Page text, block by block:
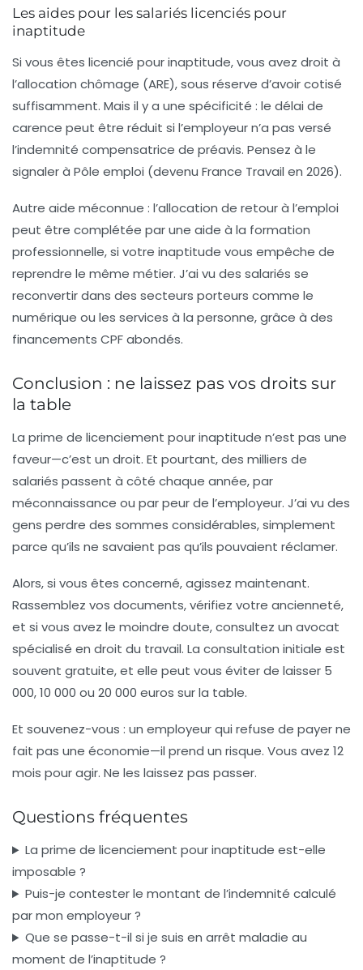
Les aides pour les salariés licenciés pour
inaptitude
Si vous êtes licencié pour inaptitude, vous avez droit à
l’allocation chômage (ARE), sous réserve d’avoir cotisé
suffisamment. Mais il y a une spécificité : le délai de
carence peut être réduit si l’employeur n’a pas versé
l’indemnité compensatrice de préavis. Pensez à le
signaler à Pôle emploi (devenu France Travail en 2026).
Autre aide méconnue : l’allocation de retour à l’emploi
peut être complétée par une aide à la formation
professionnelle, si votre inaptitude vous empêche de
reprendre le même métier. J’ai vu des salariés se
reconvertir dans des secteurs porteurs comme le
numérique ou les services à la personne, grâce à des
financements CPF abondés.
Conclusion : ne laissez pas vos droits sur
la table
La prime de licenciement pour inaptitude n’est pas une
faveur—c’est un droit. Et pourtant, des milliers de
salariés passent à côté chaque année, par
méconnaissance ou par peur de l’employeur. J’ai vu des
gens perdre des sommes considérables, simplement
parce qu’ils ne savaient pas qu’ils pouvaient réclamer.
Alors, si vous êtes concerné, agissez maintenant.
Rassemblez vos documents, vérifiez votre ancienneté,
et si vous avez le moindre doute, consultez un avocat
spécialisé en droit du travail. La consultation initiale est
souvent gratuite, et elle peut vous éviter de laisser 5
000, 10 000 ou 20 000 euros sur la table.
Et souvenez-vous : un employeur qui refuse de payer ne
fait pas une économie—il prend un risque. Vous avez 12
mois pour agir. Ne les laissez pas passer.
Questions fréquentes
La prime de licenciement pour inaptitude est-elle
imposable ?
Puis-je contester le montant de l’indemnité calculé
par mon employeur ?
Que se passe-t-il si je suis en arrêt maladie au
moment de l’inaptitude ?